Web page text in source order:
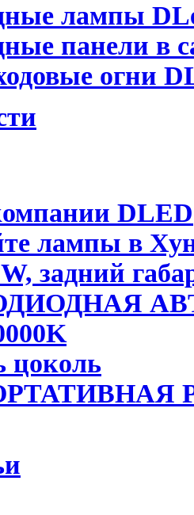
лампы
панели в
огни
DLED
лампы в
задний
цоколь